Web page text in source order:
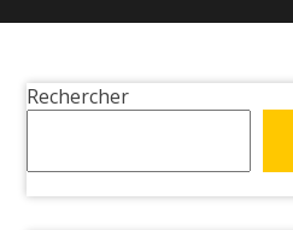
Rechercher